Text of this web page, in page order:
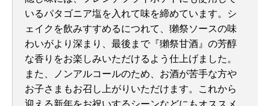
いるパタゴニア塩を入れて味を締めています。シ
ェイクを飲みすすめるにつれて、獺祭ソースの味
わいがより深まり、最後まで『獺祭甘酒』の芳醇
な香りをお楽しみいただけるよう仕上げました。
また、ノンアルコールのため、お酒が苦手な方や
お子さまもお召し上がりいただけます。これから